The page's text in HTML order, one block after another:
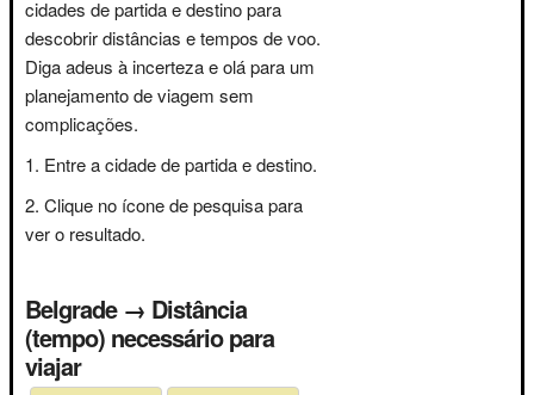
cidades de partida e destino para
descobrir distâncias e tempos de voo.
Diga adeus à incerteza e olá para um
planejamento de viagem sem
complicações.
Entre a cidade de partida e destino.
Clique no ícone de pesquisa para
ver o resultado.
Belgrade → Distância
(tempo) necessário para
viajar